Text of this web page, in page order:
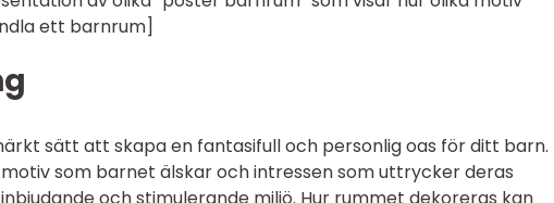
ett barnrum]
sätt att skapa en fantasifull och personlig oas för ditt barn.
som barnet älskar och intressen som uttrycker deras
och stimulerande miljö. Hur rummet dekoreras kan